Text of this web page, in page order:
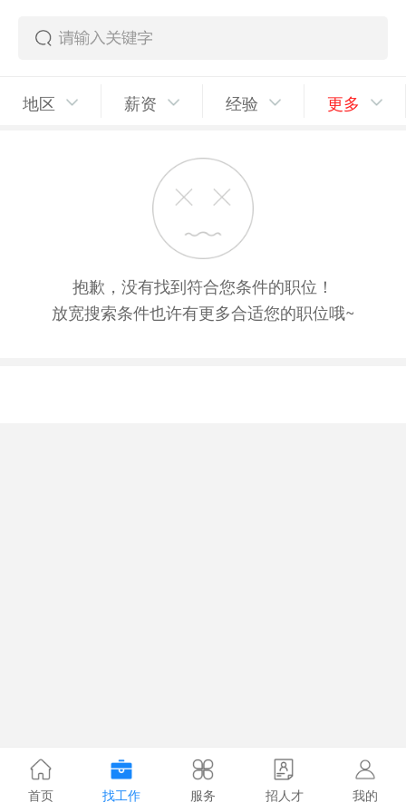
地区 薪资 经验 更多
抱歉，没有找到符合您条件的职位！
放宽搜索条件也许有更多合适您的职位哦~
首页 找工作 服务 招人才 我的